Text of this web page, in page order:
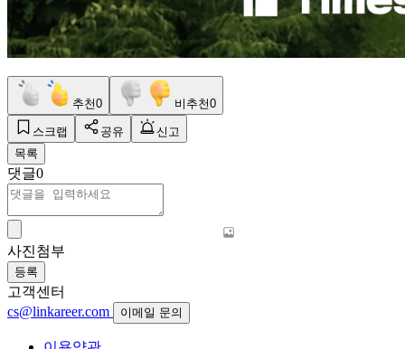
추천0 비추천0
스크랩 공유
신고
목록
댓글0
사진첨부
등록
고객센터
cs@linkareer.com
이메일 문의